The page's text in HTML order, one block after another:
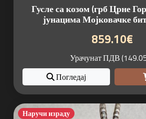
Гусле са козом (грб Црне
јунацима Мојковачке
859.10€
Урачунат ПДВ
Погледај
Наручи израду